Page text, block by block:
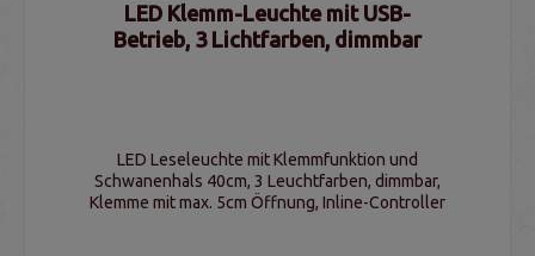
LED Klemm-Leuchte mit USB-
Betrieb, 3 Lichtfarben, dimmbar
LED Leseleuchte mit Klemmfunktion und
Schwanenhals 40cm, 3 Leuchtfarben, dimmbar,
Klemme mit max. 5cm Öffnung, Inline-Controller